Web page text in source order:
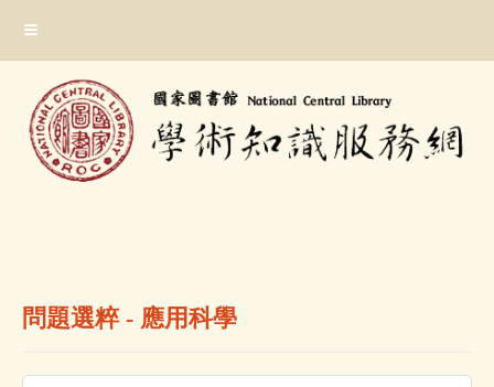
主
問題選粹 - 應用科學